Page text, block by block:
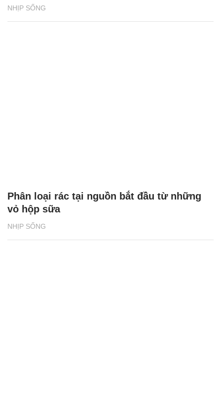
NHỊP SỐNG
NHỊP SỐNG
Phân loại rác tại nguồn bắt đầu từ những
vỏ hộp sữa